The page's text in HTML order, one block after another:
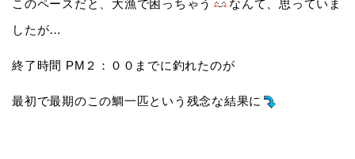
このペースだと、大漁で困っちゃう
なんて、思っていま
したが…
終了時間 PM２：００までに釣れたのが
最初で最期のこの鯛一匹という残念な結果に